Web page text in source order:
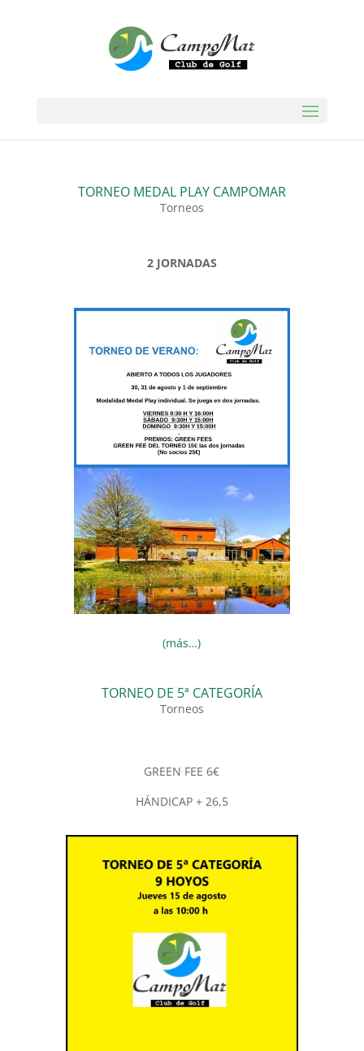
TORNEO MEDAL PLAY CAMPOMAR
Torneos
2 JORNADAS
(más…)
TORNEO DE 5ª CATEGORÍA
Torneos
GREEN FEE 6€
HÁNDICAP + 26,5